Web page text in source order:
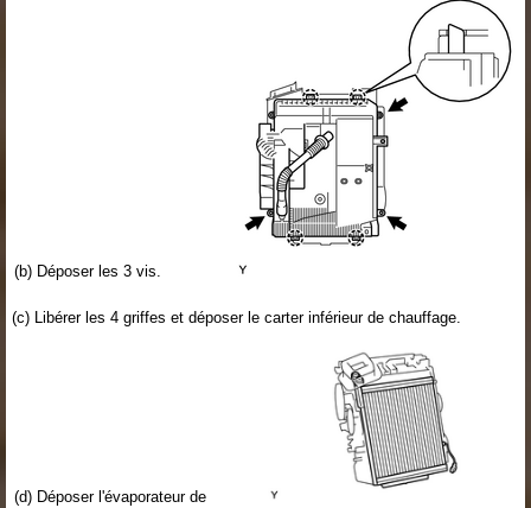
(b) Déposer les 3 vis.
(c) Libérer les 4 griffes et déposer le carter inférieur de chauffage.
(d) Déposer l'évaporateur de